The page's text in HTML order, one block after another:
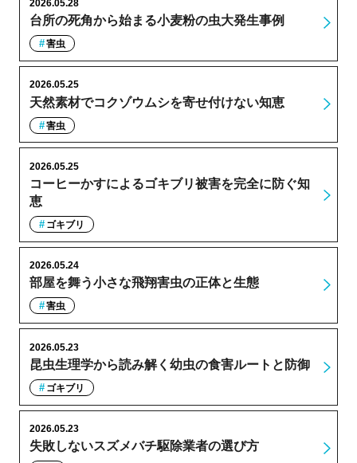
台所の死角から始まる小麦粉の虫大発生事例
2026.05.28
害虫
天然素材でコクゾウムシを寄せ付けない知恵
2026.05.25
害虫
コーヒーかすによるゴキブリ被害を完全に防ぐ知
恵
2026.05.25
ゴキブリ
部屋を舞う小さな飛翔害虫の正体と生態
2026.05.24
害虫
昆虫生理学から読み解く幼虫の食害ルートと防御
2026.05.23
ゴキブリ
失敗しないスズメバチ駆除業者の選び方
2026.05.23